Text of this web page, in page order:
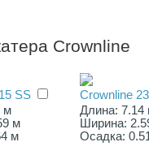
Crownline
SS
м
м
м
Crownline
Длина: 7.14
Ширина:
Осадка: